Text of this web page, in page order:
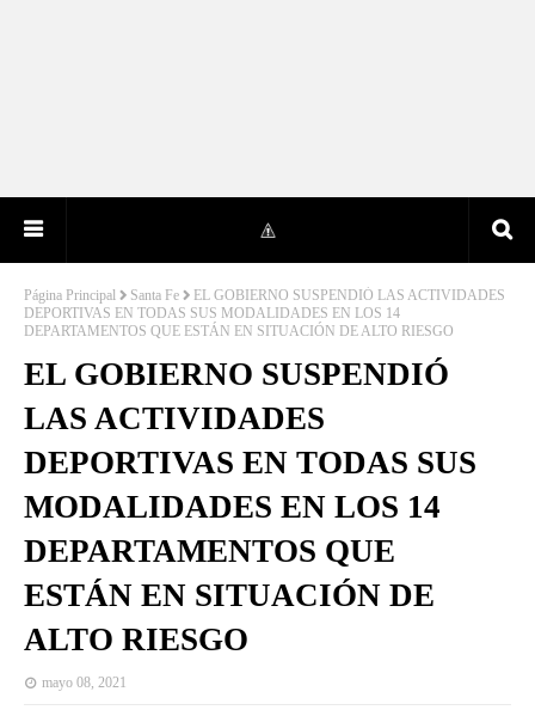
Página Principal Santa Fe
EL GOBIERNO SUSPENDIÓ LAS ACTIVIDADES
DEPORTIVAS EN TODAS SUS MODALIDADES EN LOS 14
DEPARTAMENTOS QUE ESTÁN EN SITUACIÓN DE ALTO RIESGO
EL GOBIERNO SUSPENDIÓ
LAS ACTIVIDADES
DEPORTIVAS EN TODAS SUS
MODALIDADES EN LOS 14
DEPARTAMENTOS QUE
ESTÁN EN SITUACIÓN DE
ALTO RIESGO
mayo 08, 2021